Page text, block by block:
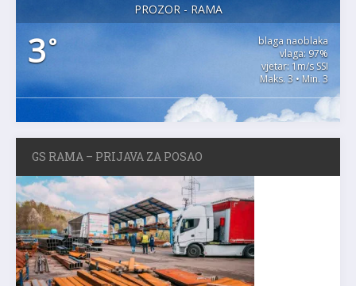
PROZOR - RAMA
3°
blaga naoblaka
vlaga: 97%
vjetar: 1m/s SSI
Maks. 3 • Min. 3
GS RAMA – PRIJAVA ZA POSAO